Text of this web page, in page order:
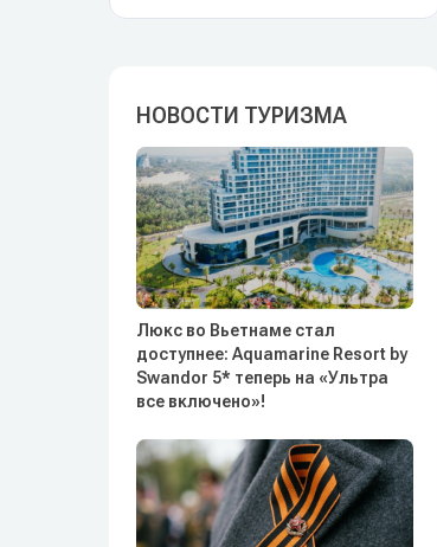
НОВОСТИ ТУРИЗМА
Люкс во Вьетнаме стал
доступнее: Aquamarine Resort by
Swandor 5* теперь на «Ультра
все включено»!